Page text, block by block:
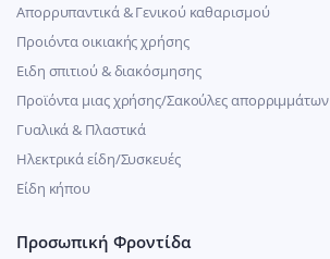
Απορρυπαντικά & Γενικού καθαρισμού
Προιόντα οικιακής χρήσης
Ειδη σπιτιού & διακόσμησης
Προϊόντα μιας χρήσης/Σακούλες απορριμμάτων
Γυαλικά & Πλαστικά
Ηλεκτρικά είδη/Συσκευές
Είδη κήπου
Προσωπική Φροντίδα